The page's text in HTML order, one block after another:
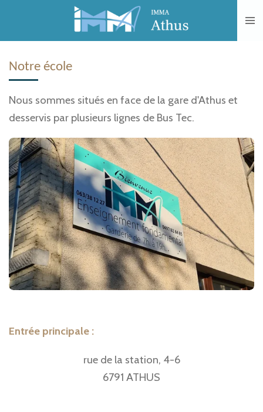
principal
Notre école
Nous sommes situés en face de la gare d'Athus et
desservis par plusieurs lignes de Bus Tec.
Entrée principale :
rue de la station, 4-6
6791 ATHUS